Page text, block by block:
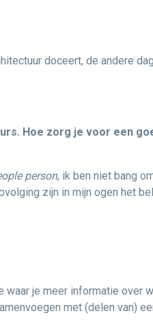
doceert, de andere
Hoe zorg je voor een
person, ik ben niet bang
zijn in mijn ogen het
waar je meer informatie over
met (delen van)